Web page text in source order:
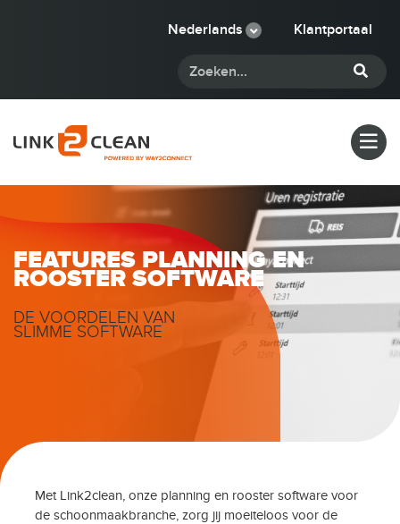
Nederlands Klantportaal
FEATURES PLANNING EN
ROOSTER SOFTWARE
DE VOORDELEN VAN
SLIMME SOFTWARE
Met Link2clean, onze planning en rooster software voor
de schoonmaakbranche, zorg jij moeiteloos voor de